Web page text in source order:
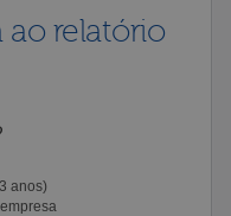
ao relatório
anos)